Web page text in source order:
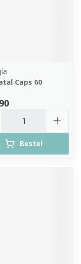
Caps 60
Bestel